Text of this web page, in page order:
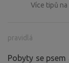
Více tipů
pravidlá
Pobyty se